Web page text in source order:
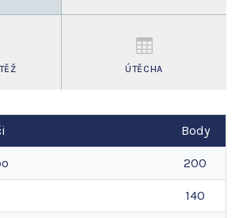
ÚTĚCHA
Body
200
140